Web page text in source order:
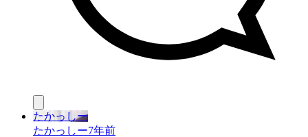
たかっしー
たかっしー7年前